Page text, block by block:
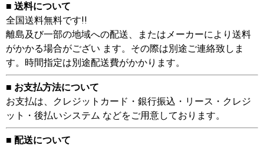
■ 送料について
全国送料無料です!!
離島及び一部の地域への配送、またはメーカーにより送料
がかかる場合がござい ます。その際は別途ご連絡致しま
す。時間指定は別途配送費がかかります。
■ お支払方法について
お支払は、クレジットカード・銀行振込・リース・クレジ
ット・後払いシステム などをご用意しております。
■ 配送について